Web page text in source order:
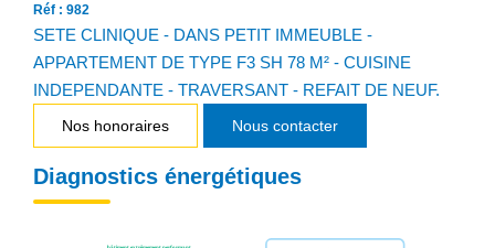
Réf : 982
SETE CLINIQUE - DANS PETIT IMMEUBLE -
APPARTEMENT DE TYPE F3 SH 78 M² - CUISINE
INDEPENDANTE - TRAVERSANT - REFAIT DE NEUF.
Nos honoraires Nous contacter
Diagnostics énergétiques